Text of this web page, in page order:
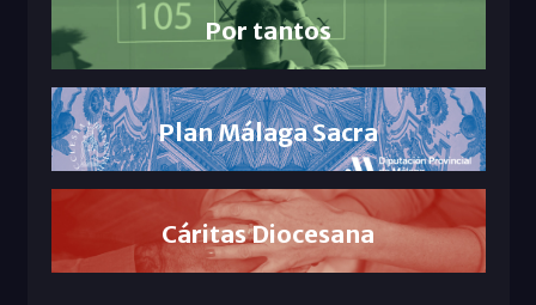
Por tantos
Plan Málaga Sacra
Cáritas Diocesana